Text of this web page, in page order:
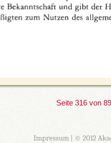
Seite 316 von
Impressum| © 2012